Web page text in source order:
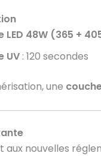
LED 48W (365 +
UV : 120 secondes
une
nouvelles